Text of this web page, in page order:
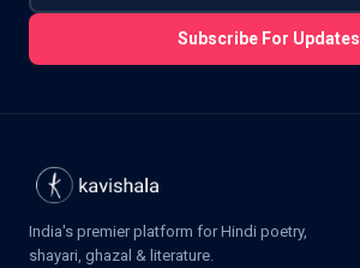
Subscribe For Updates
India's premier platform for Hindi poetry,
shayari, ghazal & literature.